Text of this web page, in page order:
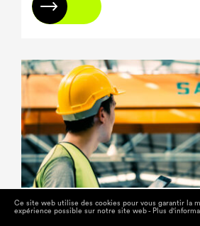
En savoir plus
Les nouvelles technologies
Ce site web utilise des cookies pour vous garantir la
expérience possible sur notre site web - Plus